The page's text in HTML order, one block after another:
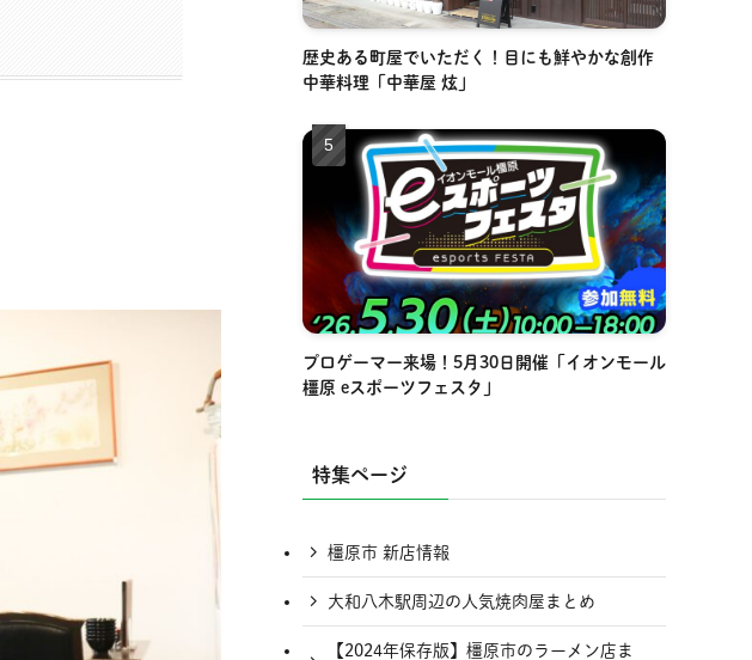
歴史ある町屋でいただく！目にも鮮やかな創作
中華料理「中華屋 炫」
プロゲーマー来場！5月30日開催「イオンモール
橿原 eスポーツフェスタ」
特集ページ
橿原市 新店情報
大和八木駅周辺の人気焼肉屋まとめ
【2024年保存版】橿原市のラーメン店ま